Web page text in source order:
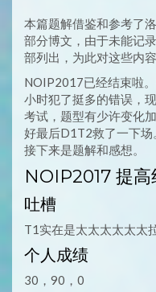
本篇题解借鉴和参考了
部分博文，由于未能记
部列出，为此对这些内
NOIP2017已经结束啦
小时犯了挺多的错误，
考试，题型有少许变化
好最后D1T2救了一下场
接下来是题解和感想。
NOIP2017 提高
吐槽
T1实在是太太太太太太
个人成绩
30，90，0